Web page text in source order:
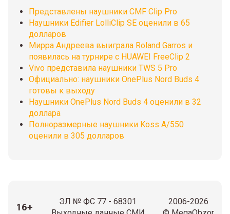
Представлены наушники CMF Clip Pro
Наушники Edifier LolliClip SE оценили в 65
долларов
Мирра Андреева выиграла Roland Garros и
появилась на турнире с HUAWEI FreeClip 2
Vivo представила наушники TWS 5 Pro
Официально: наушники OnePlus Nord Buds 4
готовы к выходу
Наушники OnePlus Nord Buds 4 оценили в 32
доллара
Полноразмерные наушники Koss A/550
оценили в 305 долларов
16+
ЭЛ № ФС 77 - 68301
2006-2026